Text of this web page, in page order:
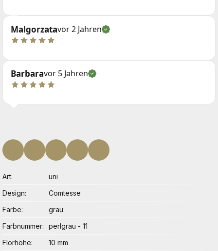
Malgorzatavor 2 Jahren
Barbaravor 5 Jahren
Art
uni
Design
Comtesse
Farbe
grau
Farbnummer
perlgrau - 11
Florhöhe
10 mm